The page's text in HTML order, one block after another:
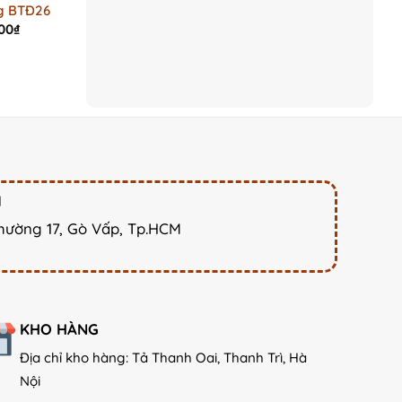
BTĐ26
₫Current
17, Gò Vấp, Tp.HCM
KHO HÀNG
Địa chỉ kho hàng: Tả Thanh Oai, Thanh Trì, Hà
Nội